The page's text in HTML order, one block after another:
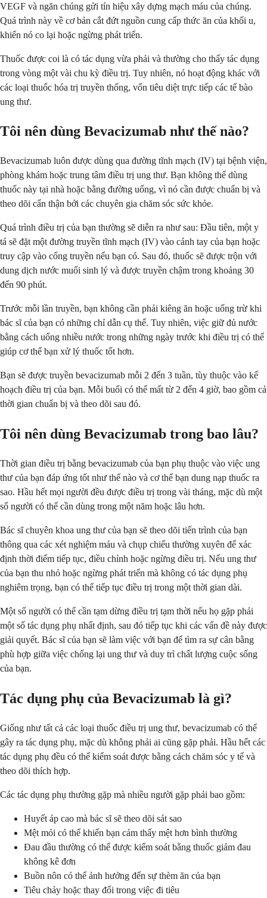
VEGF và ngăn chúng gửi tín hiệu xây dựng mạch máu của chúng.
Quá trình này về cơ bản cắt đứt nguồn cung cấp thức ăn của khối u,
khiến nó co lại hoặc ngừng phát triển.
Thuốc được coi là có tác dụng vừa phải và thường cho thấy tác dụng
trong vòng một vài chu kỳ điều trị. Tuy nhiên, nó hoạt động khác với
các loại thuốc hóa trị truyền thống, vốn tiêu diệt trực tiếp các tế bào
ung thư.
Tôi nên dùng Bevacizumab như thế nào?
Bevacizumab luôn được dùng qua đường tĩnh mạch (IV) tại bệnh viện,
phòng khám hoặc trung tâm điều trị ung thư. Bạn không thể dùng
thuốc này tại nhà hoặc bằng đường uống, vì nó cần được chuẩn bị và
theo dõi cẩn thận bởi các chuyên gia chăm sóc sức khỏe.
Quá trình điều trị của bạn thường sẽ diễn ra như sau: Đầu tiên, một y
tá sẽ đặt một đường truyền tĩnh mạch (IV) vào cánh tay của bạn hoặc
truy cập vào cổng truyền nếu bạn có. Sau đó, thuốc sẽ được trộn với
dung dịch nước muối sinh lý và được truyền chậm trong khoảng 30
đến 90 phút.
Trước mỗi lần truyền, bạn không cần phải kiêng ăn hoặc uống trừ khi
bác sĩ của bạn có những chỉ dẫn cụ thể. Tuy nhiên, việc giữ đủ nước
bằng cách uống nhiều nước trong những ngày trước khi điều trị có thể
giúp cơ thể bạn xử lý thuốc tốt hơn.
Bạn sẽ được truyền bevacizumab mỗi 2 đến 3 tuần, tùy thuộc vào kế
hoạch điều trị của bạn. Mỗi buổi có thể mất từ 2 đến 4 giờ, bao gồm cả
thời gian chuẩn bị và theo dõi sau đó.
Tôi nên dùng Bevacizumab trong bao lâu?
Thời gian điều trị bằng bevacizumab của bạn phụ thuộc vào việc ung
thư của bạn đáp ứng tốt như thế nào và cơ thể bạn dung nạp thuốc ra
sao. Hầu hết mọi người đều được điều trị trong vài tháng, mặc dù một
số người có thể cần dùng trong một năm hoặc lâu hơn.
Bác sĩ chuyên khoa ung thư của bạn sẽ theo dõi tiến trình của bạn
thông qua các xét nghiệm máu và chụp chiếu thường xuyên để xác
định thời điểm tiếp tục, điều chỉnh hoặc ngừng điều trị. Nếu ung thư
của bạn thu nhỏ hoặc ngừng phát triển mà không có tác dụng phụ
nghiêm trọng, bạn có thể tiếp tục điều trị trong một thời gian dài.
Một số người có thể cần tạm dừng điều trị tạm thời nếu họ gặp phải
một số tác dụng phụ nhất định, sau đó tiếp tục khi các vấn đề này được
giải quyết. Bác sĩ của bạn sẽ làm việc với bạn để tìm ra sự cân bằng
phù hợp giữa việc chống lại ung thư và duy trì chất lượng cuộc sống
của bạn.
Tác dụng phụ của Bevacizumab là gì?
Giống như tất cả các loại thuốc điều trị ung thư, bevacizumab có thể
gây ra tác dụng phụ, mặc dù không phải ai cũng gặp phải. Hầu hết các
tác dụng phụ đều có thể kiểm soát được bằng cách chăm sóc y tế và
theo dõi thích hợp.
Các tác dụng phụ thường gặp mà nhiều người gặp phải bao gồm:
Huyết áp cao mà bác sĩ sẽ theo dõi sát sao
Mệt mỏi có thể khiến bạn cảm thấy mệt hơn bình thường
Đau đầu thường có thể được kiểm soát bằng thuốc giảm đau
không kê đơn
Buồn nôn có thể ảnh hưởng đến sự thèm ăn của bạn
Tiêu chảy hoặc thay đổi trong việc đi tiêu